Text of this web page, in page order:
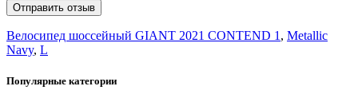
Отправить отзыв
Велосипед шоссейный GIANT 2021 CONTEND 1 , Metallic
Navy, L
Популярные категории